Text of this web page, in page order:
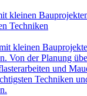
kleinen
Techniken
kleinen
Von der Planung
und
Techniken